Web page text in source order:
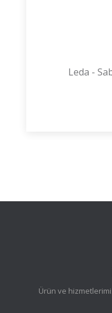
Leda -
Ürün ve